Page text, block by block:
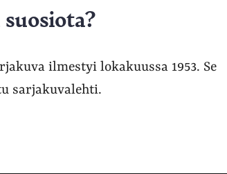
ilmestyi lokakuussa 1953. Se
sarjakuvalehti.